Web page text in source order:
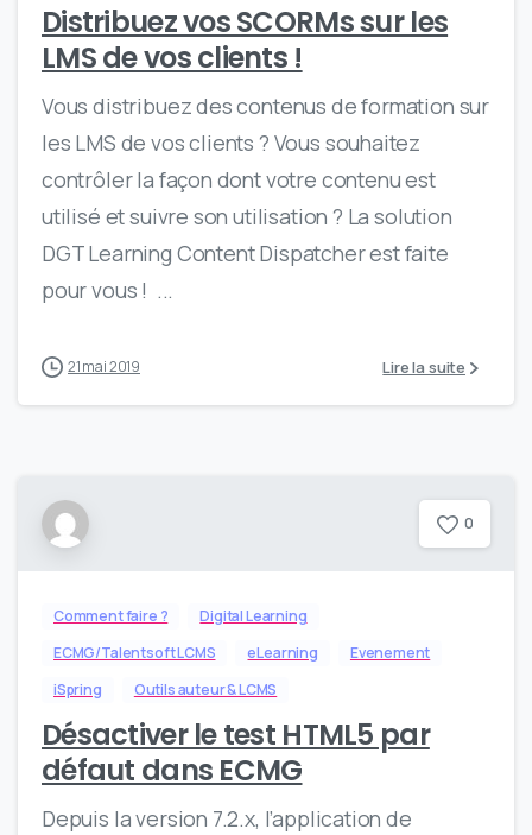
Distribuez vos SCORMs sur les
LMS de vos clients !
Vous distribuez des contenus de formation sur
les LMS de vos clients ? Vous souhaitez
contrôler la façon dont votre contenu est
utilisé et suivre son utilisation ? La solution
DGT Learning Content Dispatcher est faite
pour vous ! ...
21 mai 2019 Lire la suite
0
Comment faire ?
Digital Learning
ECMG/Talentsoft LCMS
eLearning
Evenement
iSpring
Outils auteur & LCMS
Désactiver le test HTML5 par
défaut dans ECMG
Depuis la version 7.2.x, l’application de